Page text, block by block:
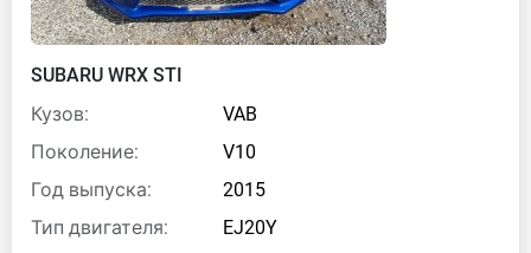
SUBARU WRX STI
Кузов:
VAB
Поколение:
V10
Год выпуска:
2015
Тип двигателя:
EJ20Y